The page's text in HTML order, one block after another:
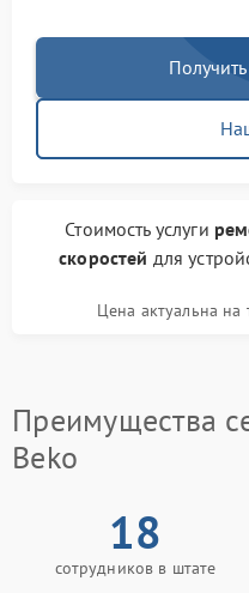
Стоимость услуги
скоростей для
Цена актуальна
Преимущества
Beko
18
сотрудников в штате